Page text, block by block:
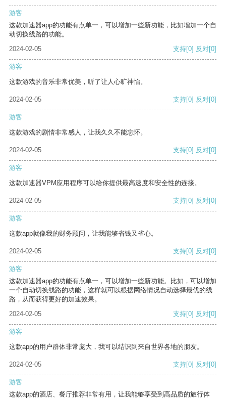
游客
这款加速器app的功能有点单一，可以增加一些新功能，比如增加一个自
动切换线路的功能。
2024-02-05
支持[0] 反对[0]
游客
这款游戏的音乐非常优美，听了让人心旷神怡。
2024-02-05 支持[0] 反对[0]
游客
这款游戏的剧情非常感人，让我久久不能忘怀。
2024-02-05 支持[0] 反对[0]
游客
这款加速器VPM应用程序可以给你提供最高速度和安全性的连接。
2024-02-05 支持[0] 反对[0]
游客
这款app就像我的财务顾问，让我能够省钱又省心。
2024-02-05 支持[0] 反对[0]
游客
这款加速器app的功能有点单一，可以增加一些新功能。比如，可以增加
一个自动切换线路的功能，这样就可以根据网络情况自动选择最优的线
路，从而获得更好的加速效果。
2024-02-05
支持[0] 反对[0]
游客
这款app的用户群体非常庞大，我可以结识到来自世界各地的朋友。
2024-02-05 支持[0] 反对[0]
游客
这款app的酒店、餐厅推荐非常有用，让我能够享受到高品质的旅行体